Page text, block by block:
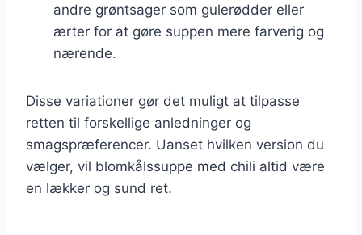
andre grøntsager som gulerødder eller
ærter for at gøre suppen mere farverig og
nærende.
Disse variationer gør det muligt at tilpasse
retten til forskellige anledninger og
smagspræferencer. Uanset hvilken version du
vælger, vil blomkålssuppe med chili altid være
en lækker og sund ret.